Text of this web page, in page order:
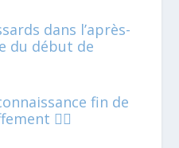
dans l’après-
du début de
fin de
🏃‍♂️